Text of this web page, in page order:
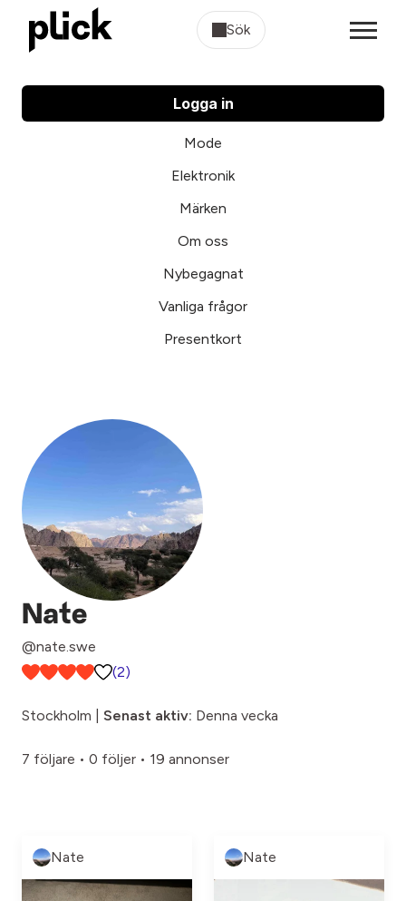
Sök
Logga in
Mode
Elektronik
Märken
Om oss
Nybegagnat
Vanliga frågor
Presentkort
Nate
@nate.swe
(2)
Stockholm | Senast aktiv: Denna vecka
7 följare • 0 följer • 19 annonser
Nate Nate